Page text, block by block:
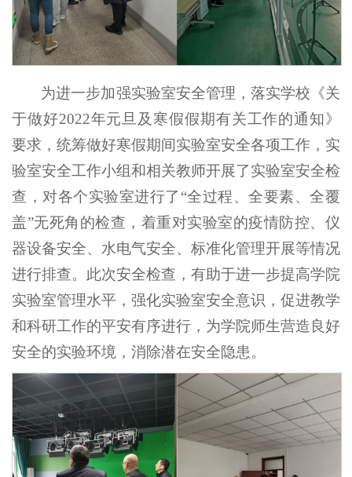
为进一步加强实验室安全管理，落实学校《关
于做好2022年元旦及寒假假期有关工作的通知》
要求，统筹做好寒假期间实验室安全各项工作，实
验室安全工作小组和相关教师开展了实验室安全检
查，对各个实验室进行了“全过程、全要素、全覆
盖”无死角的检查，着重对实验室的疫情防控、仪
器设备安全、水电气安全、标准化管理开展等情况
进行排查。此次安全检查，有助于进一步提高学院
实验室管理水平，强化实验室安全意识，促进教学
和科研工作的平安有序进行，为学院师生营造良好
安全的实验环境，消除潜在安全隐患。